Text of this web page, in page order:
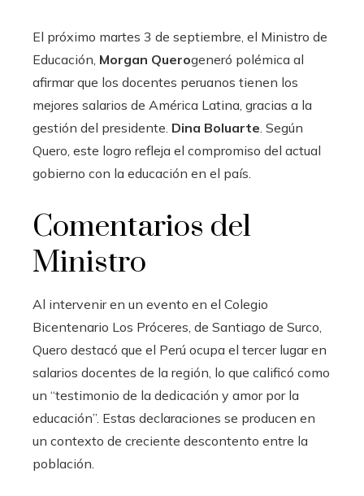
El próximo martes 3 de septiembre, el Ministro de
Educación, Morgan Querogeneró polémica al
afirmar que los docentes peruanos tienen los
mejores salarios de América Latina, gracias a la
gestión del presidente. Dina Boluarte . Según
Quero, este logro refleja el compromiso del actual
gobierno con la educación en el país.
Comentarios del
Ministro
Al intervenir en un evento en el Colegio
Bicentenario Los Próceres, de Santiago de Surco,
Quero destacó que el Perú ocupa el tercer lugar en
salarios docentes de la región, lo que calificó como
un “testimonio de la dedicación y amor por la
educación”. Estas declaraciones se producen en
un contexto de creciente descontento entre la
población.